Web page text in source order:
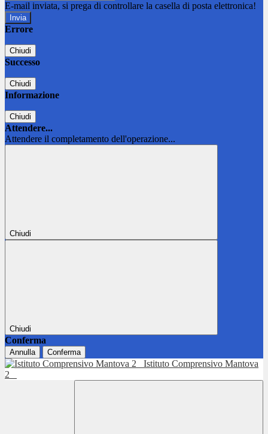
E-mail inviata, si prega di controllare la casella di posta elettronica!
Errore
Chiudi
Successo
Chiudi
Informazione
Chiudi
Attendere...
Attendere il completamento dell'operazione...
Chiudi
Chiudi
Conferma
Annulla Conferma
Istituto Comprensivo Mantova
2